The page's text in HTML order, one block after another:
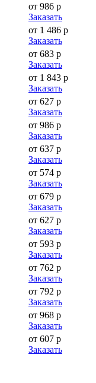
от 986 р
Заказать
от 1 486 р
Заказать
от 683 р
Заказать
от 1 843 р
Заказать
от 627 р
Заказать
от 986 р
Заказать
от 637 р
Заказать
от 574 р
Заказать
от 679 р
Заказать
от 627 р
Заказать
от 593 р
Заказать
от 762 р
Заказать
от 792 р
Заказать
от 968 р
Заказать
от 607 р
Заказать